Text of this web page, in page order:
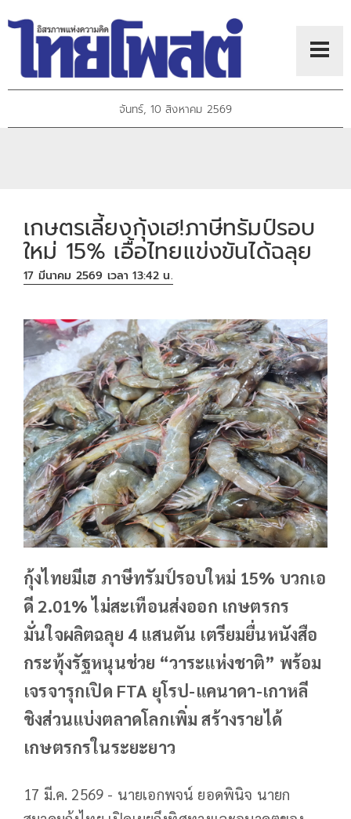
จันทร์, 10 สิงหาคม 2569
เกษตรเลี้ยงกุ้งเฮ!ภาษีทรัมป์รอบ
ใหม่ 15% เอื้อไทยแข่งขันได้ฉลุย
17 มีนาคม 2569 เวลา 13:42 น.
กุ้งไทยมีเฮ ภาษีทรัมป์รอบใหม่ 15% บวกเอ
ดี 2.01% ไม่สะเทือนส่งออก เกษตรกร
มั่นใจผลิตฉลุย 4 แสนตัน เตรียมยื่นหนังสือ
กระทุ้งรัฐหนุนช่วย “วาระแห่งชาติ” พร้อม
เจรจารุกเปิด FTA ยุโรป-แคนาดา-เกาหลี
ชิงส่วนแบ่งตลาดโลกเพิ่ม สร้างรายได้
เกษตรกรในระยะยาว
17 มี.ค. 2569 - นายเอกพจน์ ยอดพินิจ นายก